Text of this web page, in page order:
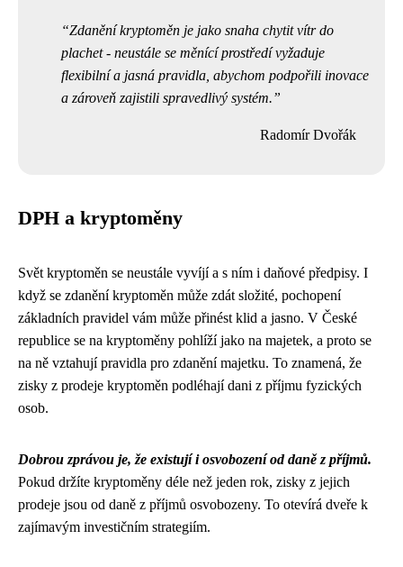
Zdanění kryptoměn je jako snaha chytit vítr do
plachet - neustále se měnící prostředí vyžaduje
flexibilní a jasná pravidla, abychom podpořili inovace
a zároveň zajistili spravedlivý systém.
Radomír Dvořák
DPH a kryptoměny
Svět kryptoměn se neustále vyvíjí a s ním i daňové předpisy. I
když se zdanění kryptoměn může zdát složité, pochopení
základních pravidel vám může přinést klid a jasno. V České
republice se na kryptoměny pohlíží jako na majetek, a proto se
na ně vztahují pravidla pro zdanění majetku. To znamená, že
zisky z prodeje kryptoměn podléhají dani z příjmu fyzických
osob.
Dobrou zprávou je, že existují i osvobození od daně z příjmů.
Pokud držíte kryptoměny déle než jeden rok, zisky z jejich
prodeje jsou od daně z příjmů osvobozeny. To otevírá dveře k
zajímavým investičním strategiím.